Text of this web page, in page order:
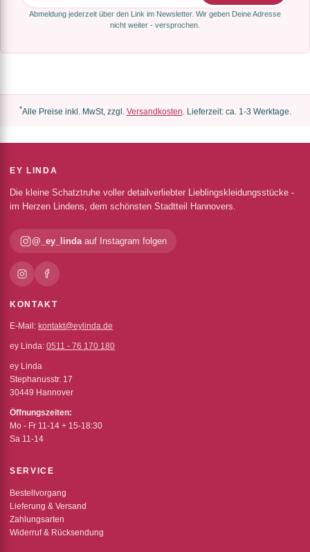
Abmeldung jederzeit über den Link im Newsletter. Wir geben Deine Adresse
nicht weiter - versprochen.
*Alle Preise inkl. MwSt, zzgl. Versandkosten. Lieferzeit: ca. 1-3 Werktage.
EY LINDA
Die kleine Schatztruhe voller detailverliebter Lieblingskleidungsstücke -
im Herzen Lindens, dem schönsten Stadtteil Hannovers.
@_ey_lindaauf Instagram folgen
KONTAKT
E-Mail: kontakt@eylinda.de
ey Linda: 0511 - 76 170 180
ey Linda
Stephanusstr. 17
30449 Hannover
Öffnungszeiten:
Mo - Fr 11-14 + 15-18:30
Sa 11-14
SERVICE
Bestellvorgang
Lieferung & Versand
Zahlungsarten
Widerruf & Rücksendung